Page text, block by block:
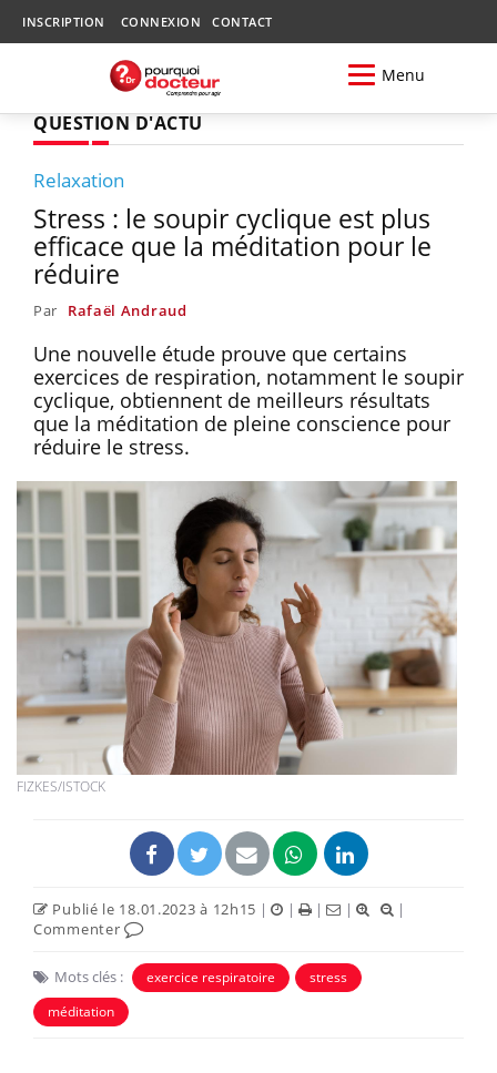
INSCRIPTION CONNEXION CONTACT
Menu
QUESTION D'ACTU
Relaxation
Stress : le soupir cyclique est plus
efficace que la méditation pour le
réduire
Par Rafaël Andraud
Une nouvelle étude prouve que certains
exercices de respiration, notamment le soupir
cyclique, obtiennent de meilleurs résultats
que la méditation de pleine conscience pour
réduire le stress.
FIZKES/ISTOCK
Publié le 18.01.2023 à 12h15 | | | |
|
Commenter
Mots clés : exercice respiratoire
stress
méditation